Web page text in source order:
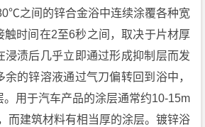
之间的锌合金浴中连续涂覆各种宽
触时间在2至6秒之间，取决于片材厚
浸渍后几乎立即通过形成抑制层而发
的锌溶液通过气刀偏转回到浴中，
用于汽车产品的涂层通常约10-15m
而建筑材料有相当厚的涂层。镀锌浴